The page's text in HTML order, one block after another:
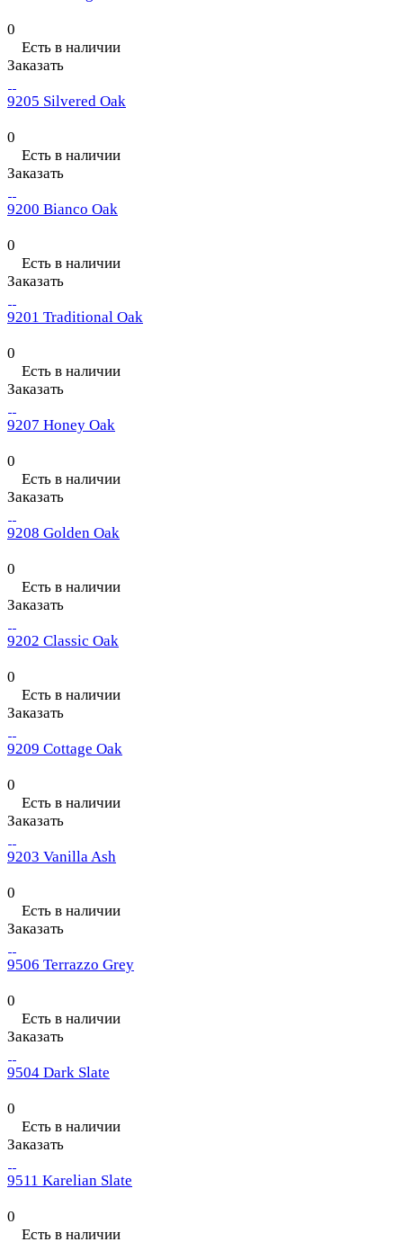
0
Есть в наличии
Заказать
9205 Silvered Oak
0
Есть в наличии
Заказать
9200 Bianco Oak
0
Есть в наличии
Заказать
9201 Traditional Oak
0
Есть в наличии
Заказать
9207 Honey Oak
0
Есть в наличии
Заказать
9208 Golden Oak
0
Есть в наличии
Заказать
9202 Classic Oak
0
Есть в наличии
Заказать
9209 Cottage Oak
0
Есть в наличии
Заказать
9203 Vanilla Ash
0
Есть в наличии
Заказать
9506 Terrazzo Grey
0
Есть в наличии
Заказать
9504 Dark Slate
0
Есть в наличии
Заказать
9511 Karelian Slate
0
Есть в наличии